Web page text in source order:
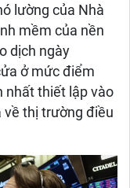
lường của Nhà
mềm của nền
dịch ngày
ở mức điểm
nhất thiết lập vào
thị trường điều